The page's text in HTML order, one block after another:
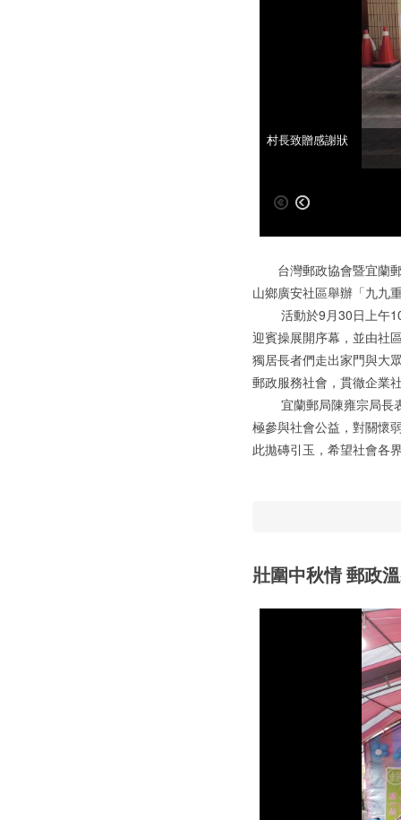
局長致詞
村長致贈感謝狀
台灣郵政協會暨宜蘭郵
山鄉廣安社區舉辦「九九
活動於9月30日上午10
迎賓操展開序幕，並由社
獨居長者們走出家門與大
郵政服務社會，貫徹企業
宜蘭郵局陳雍宗局長表
極參與社會公益，對關懷
此拋磚引玉，希望社會各
壯圍中秋情 郵政